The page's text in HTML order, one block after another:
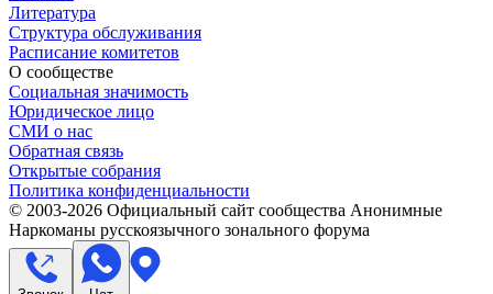
Литература
Структура обслуживания
Расписание комитетов
О сообществе
Социальная значимость
Юридическое лицо
СМИ о нас
Обратная связь
Открытые собрания
Политика конфиденциальности
© 2003-2026 Официальный сайт сообщества Анонимные
Наркоманы русскоязычного зонального форума